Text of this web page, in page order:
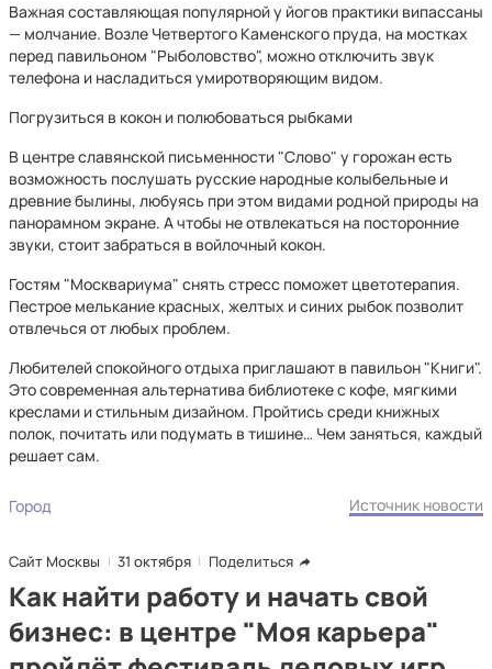
Важная составляющая популярной у йогов практики випассаны
— молчание. Возле Четвертого Каменского пруда, на мостках
перед павильоном "Рыболовство", можно отключить звук
телефона и насладиться умиротворяющим видом.
Погрузиться в кокон и полюбоваться рыбками
В центре славянской письменности "Слово" у горожан есть
возможность послушать русские народные колыбельные и
древние былины, любуясь при этом видами родной природы на
панорамном экране. А чтобы не отвлекаться на посторонние
звуки, стоит забраться в войлочный кокон.
Гостям "Москвариума" снять стресс поможет цветотерапия.
Пестрое мелькание красных, желтых и синих рыбок позволит
отвлечься от любых проблем.
Любителей спокойного отдыха приглашают в павильон "Книги".
Это современная альтернатива библиотеке с кофе, мягкими
креслами и стильным дизайном. Пройтись среди книжных
полок, почитать или подумать в тишине… Чем заняться, каждый
решает сам.
Город Источник новости
Сайт Москвы 31 октября Поделиться
Как найти работу и начать свой
бизнес: в центре "Моя карьера"